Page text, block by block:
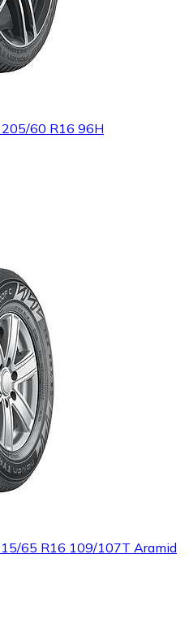
60 R16 96H
65 R16 109/107T Aramid